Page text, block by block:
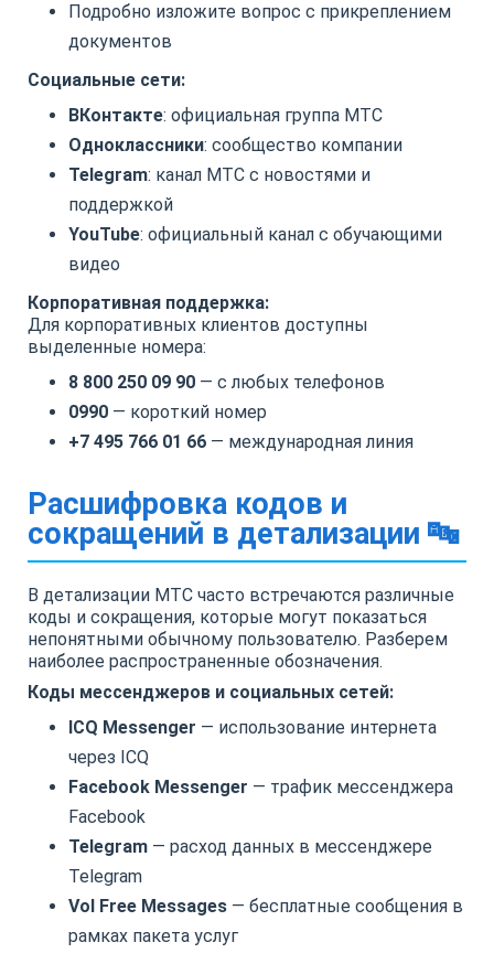
Подробно изложите вопрос с прикреплением
документов
Социальные сети:
ВКонтакте: официальная группа МТС
Одноклассники: сообщество компании
Telegram: канал МТС с новостями и
поддержкой
YouTube: официальный канал с обучающими
видео
Корпоративная поддержка:
Для корпоративных клиентов доступны
выделенные номера:
8 800 250 09 90 — с любых телефонов
0990 — короткий номер
+7 495 766 01 66 — международная линия
Расшифровка кодов и
сокращений в детализации 🔤
В детализации МТС часто встречаются различные
коды и сокращения, которые могут показаться
непонятными обычному пользователю. Разберем
наиболее распространенные обозначения.
Коды мессенджеров и социальных сетей:
ICQ Messenger — использование интернета
через ICQ
Facebook Messenger — трафик мессенджера
Facebook
Telegram — расход данных в мессенджере
Telegram
Vol Free Messages — бесплатные сообщения в
рамках пакета услуг